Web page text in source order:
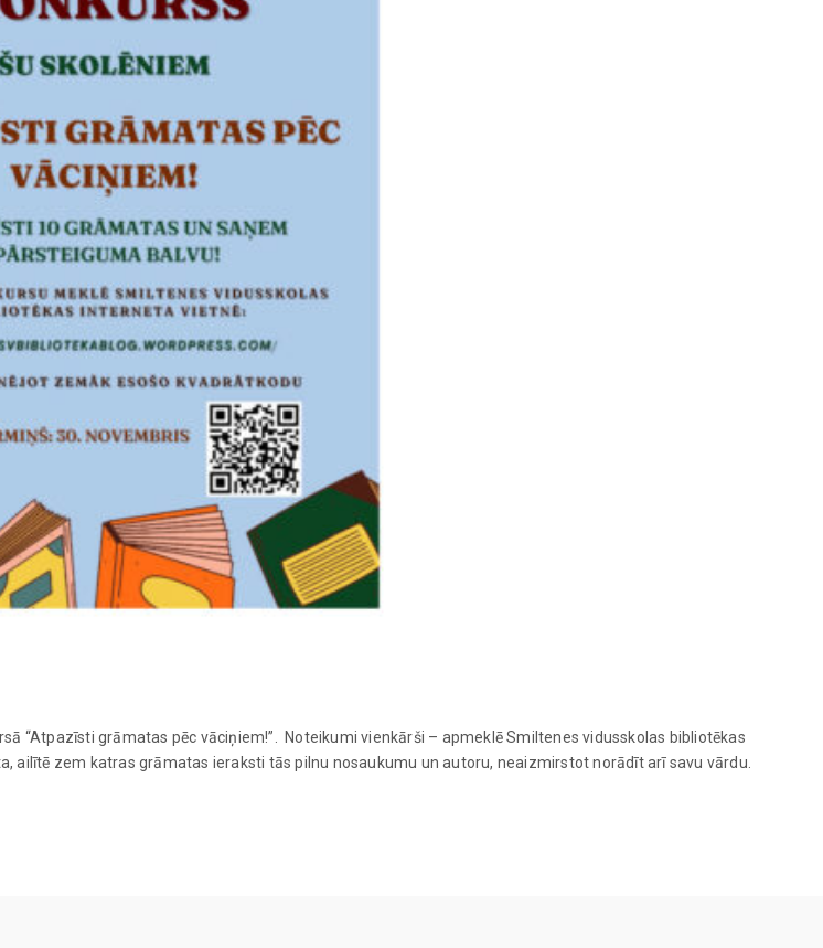
“Atpazīsti grāmatas pēc vāciņiem!”. Noteikumi vienkārši – apmeklē Smiltenes vidusskolas bibliotēkas
zem katras grāmatas ieraksti tās pilnu nosaukumu un autoru, neaizmirstot norādīt arī savu vārdu.